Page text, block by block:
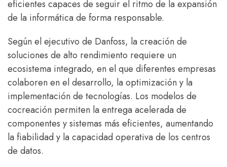
eficientes capaces de seguir el ritmo de la expansión
de la informática de forma responsable.
Según el ejecutivo de Danfoss, la creación de
soluciones de alto rendimiento requiere un
ecosistema integrado, en el que diferentes empresas
colaboren en el desarrollo, la optimización y la
implementación de tecnologías. Los modelos de
cocreación permiten la entrega acelerada de
componentes y sistemas más eficientes, aumentando
la fiabilidad y la capacidad operativa de los centros
de datos.